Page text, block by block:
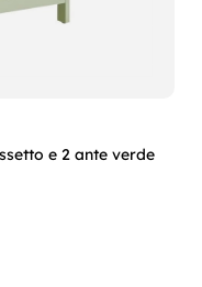
e 2 ante verde